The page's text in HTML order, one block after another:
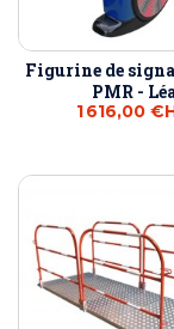
Figurine de
PMR -
1 616,00 €